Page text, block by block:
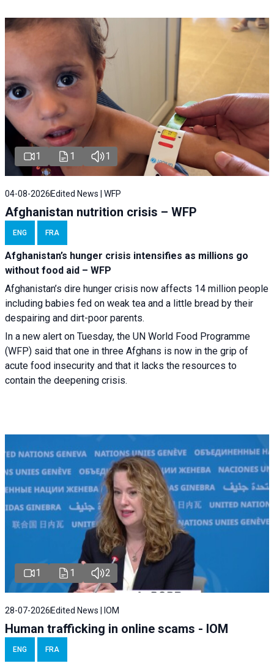
1 1 1
04-08-2026 Edited News | WFP
Afghanistan nutrition crisis – WFP
ENG FRA
Afghanistan’s hunger crisis intensifies as millions go
without food aid – WFP
Afghanistan’s dire hunger crisis now affects 14 million people
including babies fed on weak tea and a little bread by their
despairing and dirt-poor parents.
In a new alert on Tuesday, the UN World Food Programme
(WFP) said that one in three Afghans is now in the grip of
acute food insecurity and that it lacks the resources to
contain the deepening crisis.
1 1 2
28-07-2026 Edited News | IOM
Human trafficking in online scams - IOM
ENG FRA